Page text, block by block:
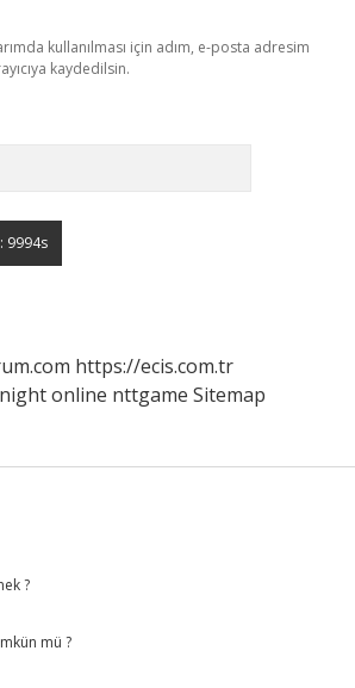
kullanılması için adım, e-posta adresim
kaydedilsin.
https://ecis.com.tr
online nttgame Sitemap
?
mü ?